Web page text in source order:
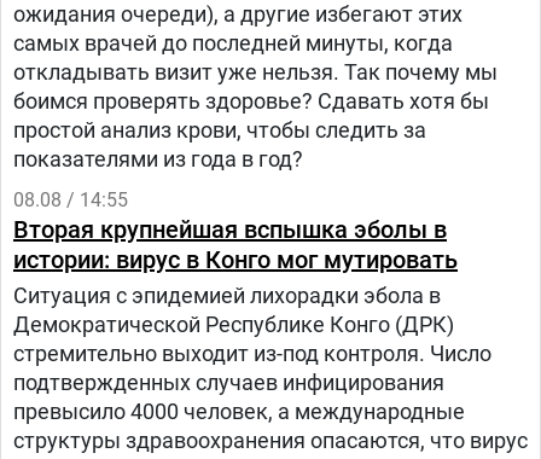
ожидания очереди), а другие избегают этих
самых врачей до последней минуты, когда
откладывать визит уже нельзя. Так почему мы
боимся проверять здоровье? Сдавать хотя бы
простой анализ крови, чтобы следить за
показателями из года в год?
08.08 / 14:55
Вторая крупнейшая вспышка эболы в
истории: вирус в Конго мог мутировать
Ситуация с эпидемией лихорадки эбола в
Демократической Республике Конго (ДРК)
стремительно выходит из-под контроля. Число
подтвержденных случаев инфицирования
превысило 4000 человек, а международные
структуры здравоохранения опасаются, что вирус